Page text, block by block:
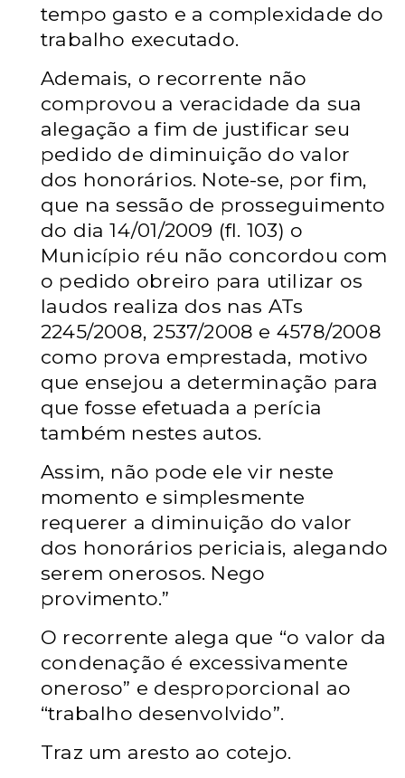
tempo gasto e a complexidade do
trabalho executado.
Ademais, o recorrente não
comprovou a veracidade da sua
alegação a fim de justificar seu
pedido de diminuição do valor
dos honorários. Note-se, por fim,
que na sessão de prosseguimento
do dia 14/01/2009 (fl. 103) o
Município réu não concordou com
o pedido obreiro para utilizar os
laudos realiza dos nas ATs
2245/2008, 2537/2008 e 4578/2008
como prova emprestada, motivo
que ensejou a determinação para
que fosse efetuada a perícia
também nestes autos.
Assim, não pode ele vir neste
momento e simplesmente
requerer a diminuição do valor
dos honorários periciais, alegando
serem onerosos. Nego
provimento.”
O recorrente alega que “o valor da
condenação é excessivamente
oneroso” e desproporcional ao
“trabalho desenvolvido”.
Traz um aresto ao cotejo.